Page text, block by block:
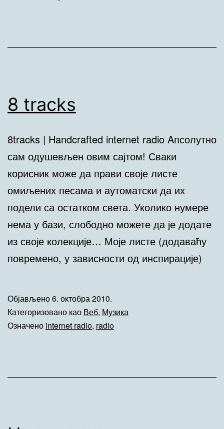
8 tracks
‎8tracks | Handcrafted internet radio Aпсолутно
сам одушевљен овим сајтом! Сваки
корисник може да прави своје листе
омиљених песама и аутоматски да их
подели са остатком света. Уколико нумере
нема у бази, слободно можете да је додате
из своје колекције… Моје листе (додаваћу
повремено, у зависности од инспирације)
Објављено6. октобра 2010.
Категоризовано као Веб, Музика
Означено internet radio, radio